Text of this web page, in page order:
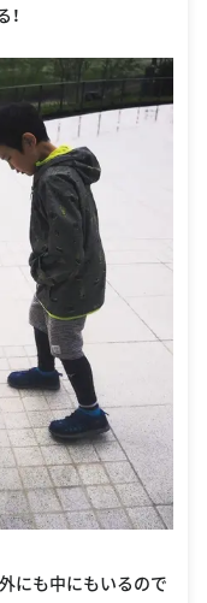
にも中にもいるので